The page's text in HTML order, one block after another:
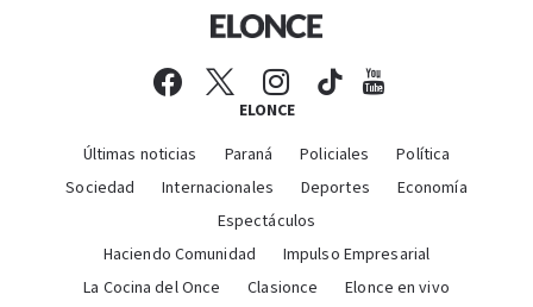
ELONCE
Últimas noticias Paraná Policiales
Política
Sociedad
Internacionales Deportes
Economía
Espectáculos
Haciendo Comunidad
Impulso Empresarial
La Cocina del Once
Clasionce
Elonce en vivo